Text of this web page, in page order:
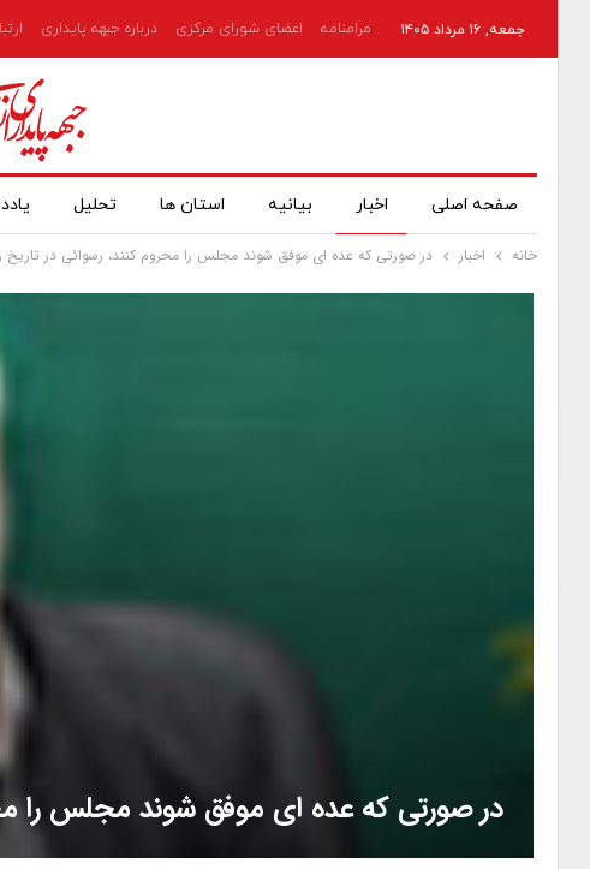
جمعه, ۱۶ مرداد ۱۴۰۵ مرامنامه اعضای شورای مرکزی درباره جبهه پایداری
صفحه اصلی اخبار بیانیه استان ها تحلیل
خانه اخبار در صورتی که عده ای موفق شوند مجلس را محروم کنند، رسوائی در تاریخ
در صورتی که عده ای موفق شوند مجلس را